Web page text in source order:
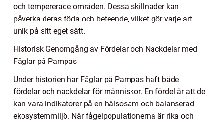
och tempererade områden. Dessa skillnader kan
påverka deras föda och beteende, vilket gör varje art
unik på sitt eget sätt.
Historisk Genomgång av Fördelar och Nackdelar med
Fåglar på Pampas
Under historien har Fåglar på Pampas haft både
fördelar och nackdelar för människor. En fördel är att de
kan vara indikatorer på en hälsosam och balanserad
ekosystemmiljö. När fågelpopulationerna är rika och